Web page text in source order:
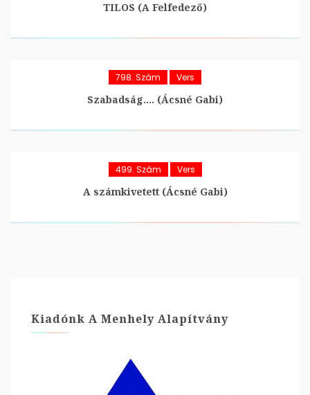
TILOS (A Felfedező)
798. Szám Vers
Szabadság…. (Ácsné Gabi)
499. Szám Vers
A számkivetett (Ácsné Gabi)
Kiadónk A Menhely Alapítvány